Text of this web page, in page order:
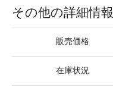
その他の詳細情報
販売価格
在庫状況